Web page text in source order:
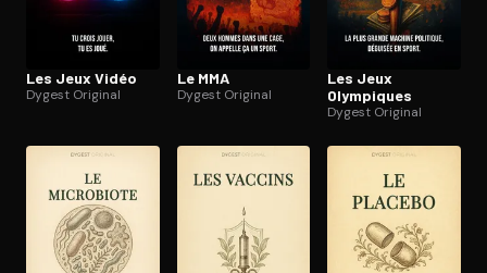
Les Jeux Vidéo
Dygest Original
Le MMA
Dygest Original
Les Jeux
Olympiques
Dygest Original